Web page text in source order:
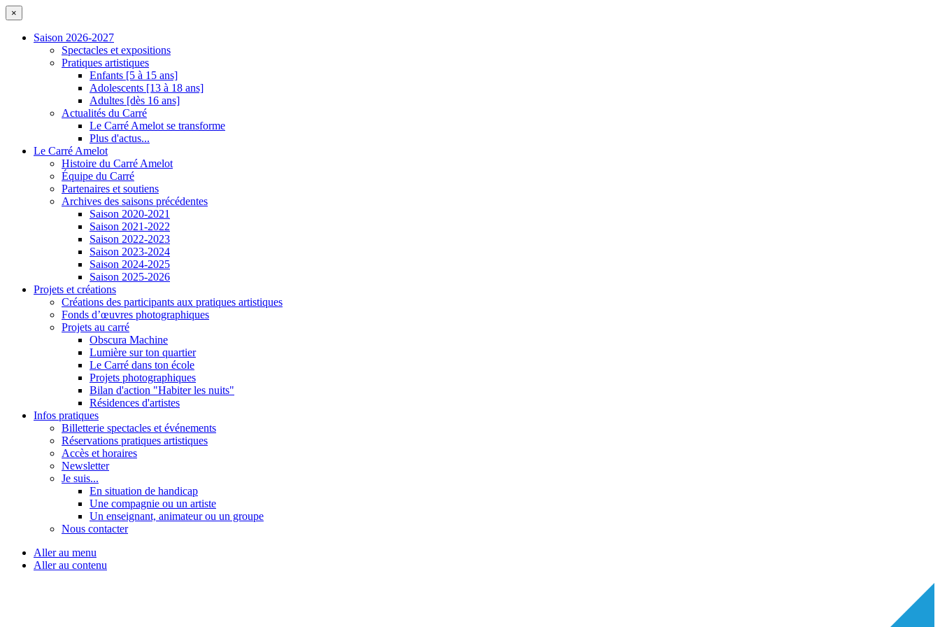
×
Saison 2026-2027
Spectacles et expositions
Pratiques artistiques
Enfants [5 à 15 ans]
Adolescents [13 à 18 ans]
Adultes [dès 16 ans]
Actualités du Carré
Le Carré Amelot se transforme
Plus d'actus...
Le Carré Amelot
Histoire du Carré Amelot
Équipe du Carré
Partenaires et soutiens
Archives des saisons précédentes
Saison 2020-2021
Saison 2021-2022
Saison 2022-2023
Saison 2023-2024
Saison 2024-2025
Saison 2025-2026
Projets et créations
Créations des participants aux pratiques artistiques
Fonds d’œuvres photographiques
Projets au carré
Obscura Machine
Lumière sur ton quartier
Le Carré dans ton école
Projets photographiques
Bilan d'action "Habiter les nuits"
Résidences d'artistes
Infos pratiques
Billetterie spectacles et événements
Réservations pratiques artistiques
Accès et horaires
Newsletter
Je suis...
En situation de handicap
Une compagnie ou un artiste
Un enseignant, animateur ou un groupe
Nous contacter
Aller au menu
Aller au contenu